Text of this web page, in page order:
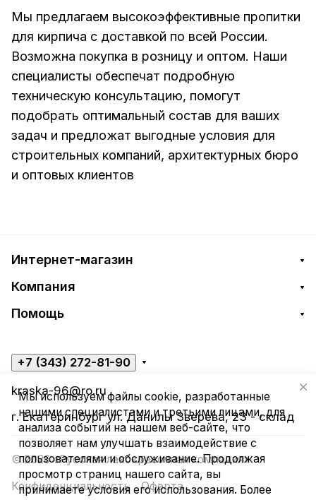
Мы предлагаем высокоэффективные пропитки
для кирпича с доставкой по всей России.
Возможна покупка в розницу и оптом. Наши
специалисты обеспечат подробную
техническую консультацию, помогут
подобрать оптимальный состав для ваших
задач и предложат выгодные условия для
строительных компаний, архитектурных бюро
и оптовых клиентов
Интернет-магазин
Компания
Помощь
+7 (343) 272-81-90
kraska-96@ro.ru
г. Екатеринбург ул. Данилы Зверева, 23 - склад
© 2026 «Русская лакокрасочная компания»
Конфиденциальность
Оферта
Мы используем файлы cookie, разработанные
нашими специалистами и третьими лицами, для
анализа событий на нашем веб-сайте, что
позволяет нам улучшать взаимодействие с
пользователями и обслуживание. Продолжая
просмотр страниц нашего сайта, вы
принимаете условия его использования. Более